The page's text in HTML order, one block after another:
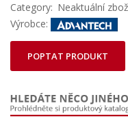
Category: Neaktuální
Výrobce:
POPTAT PRODUKT